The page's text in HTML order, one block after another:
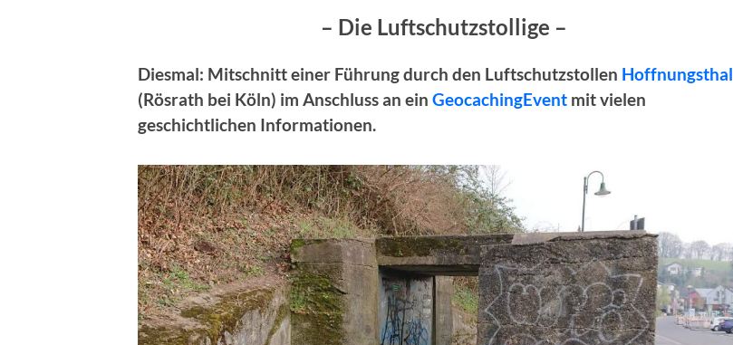
– Die Luftschutzstollige –
Diesmal: Mitschnitt einer Führung durch den Luftschutzstollen Hoffnungsthal
(Rösrath bei Köln) im Anschluss an ein GeocachingEvent mit vielen
geschichtlichen Informationen.